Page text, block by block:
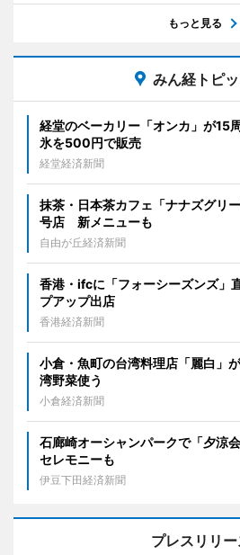
もっと見る
みん経トピ
経堂のベーカリー「オンカ」が15
氷を500円で販売
経堂経済新聞
抹茶・日本茶カフェ「ナナズグリ
号店 新メニューも
自由が丘経済新聞
香港・ifcに「フォーシーズンズ」
プアップ出店
香港経済新聞
小倉・魚町の台湾料理店「麗白」
湾野菜使う
小倉経済新聞
石廊崎オーシャンパークで「夕
セレモニーも
伊豆下田経済新聞
プレスリリー